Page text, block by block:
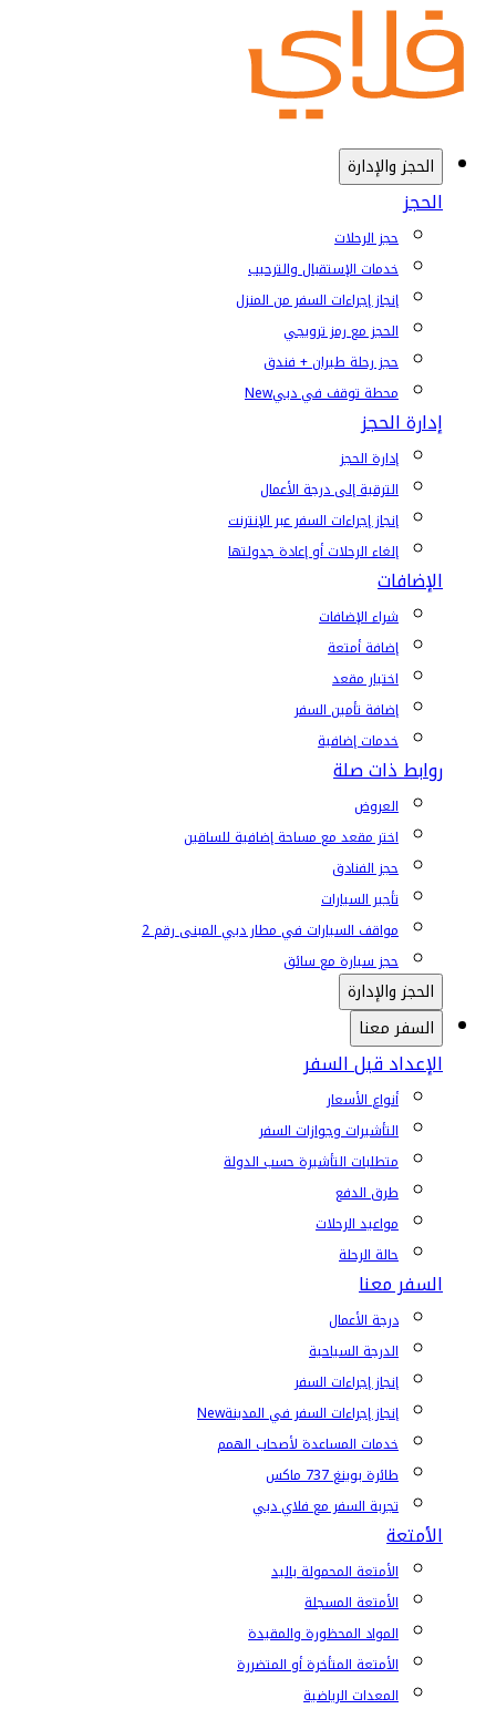
الحجز والإدارة
الحجز
حجز الرحلات
خدمات الإستقبال والترحيب
إنجاز إجراءات السفر من المنزل
الحجز مع رمز ترويجي
حجز رحلة طيران + فندق
محطة توقف في دبيNew
إدارة الحجز
إدارة الحجز
الترقية إلى درجة الأعمال
إنجاز إجراءات السفر عبر الإنترنت
إلغاء الرحلات أو إعادة جدولتها
الإضافات
شراء الإضافات
إضافة أمتعة
اختيار مقعد
إضافة تأمين السفر
خدمات إضافية
روابط ذات صلة
العروض
اختر مقعد مع مساحة إضافية للساقين
حجز الفنادق
تأجير السيارات
مواقف السيارات في مطار دبي المبنى رقم 2
حجز سيارة مع سائق
الحجز والإدارة
السفر معنا
الإعداد قبل السفر
أنواع الأسعار
التأشيرات وجوازات السفر
متطلبات التأشيرة حسب الدولة
طرق الدفع
مواعيد الرحلات
حالة الرحلة
السفر معنا
درجة الأعمال
الدرجة السياحية
إنجاز إجراءات السفر
إنجاز إجراءات السفر في المدينةNew
خدمات المساعدة لأصحاب الهمم
طائرة بوينغ 737 ماكس
تجربة السفر مع فلاي دبي
الأمتعة
الأمتعة المحمولة باليد
الأمتعة المسجلة
المواد المحظورة والمقيدة
الأمتعة المتأخرة أو المتضررة
المعدات الرياضية